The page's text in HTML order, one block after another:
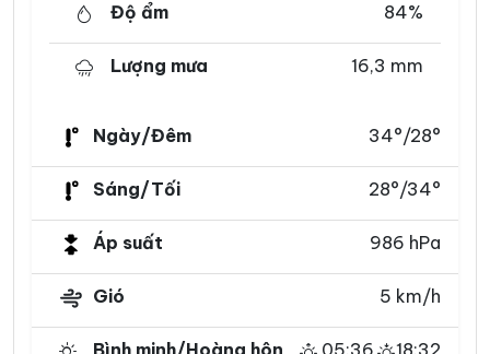
Độ ẩm 84%
Lượng mưa 16,3 mm
Ngày/Đêm 34°/28°
Sáng/Tối 28°/34°
Áp suất 986 hPa
Gió 5 km/h